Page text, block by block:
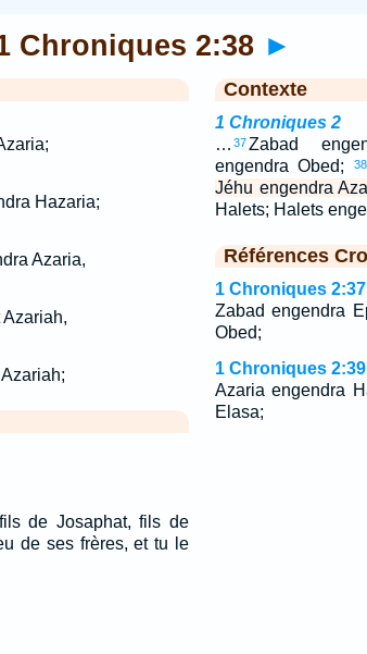
Chroniques 2:38 ►
Hazaria;
Azaria,
de Josaphat, fils de
de ses frères, et tu le
Contexte
1 Chroniques 2
… 37Zabad
engendra Obed;
38
Jéhu engendra
Halets; Halets
Références
1 Chroniques 2:37
Zabad engendra
Obed;
1 Chroniques 2:39
Azaria engendra
Elasa;